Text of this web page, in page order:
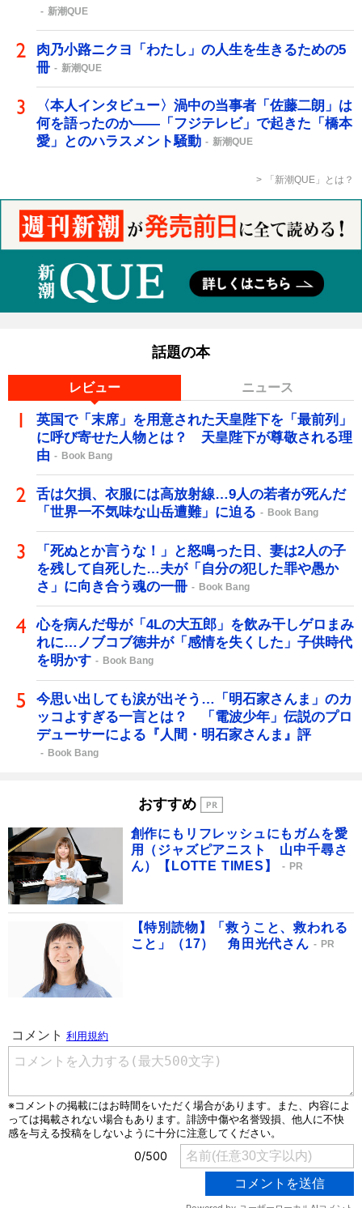
新潮QUE
肉乃小路ニクヨ「わたし」の人生を生きるための5
冊
新潮QUE
〈本人インタビュー〉渦中の当事者「佐藤二朗」は
何を語ったのか――「フジテレビ」で起きた「橋本
愛」とのハラスメント騒動
新潮QUE
「新潮QUE」とは？
話題の本
レビュー ニュース
英国で「末席」を用意された天皇陛下を「最前列」
に呼び寄せた人物とは？ 天皇陛下が尊敬される理
由
Book Bang
舌は欠損、衣服には高放射線…9人の若者が死んだ
「世界一不気味な山岳遭難」に迫る
Book Bang
「死ぬとか言うな！」と怒鳴った日、妻は2人の子
を残して自死した…夫が「自分の犯した罪や愚か
さ」に向き合う魂の一冊
Book Bang
心を病んだ母が「4Lの大五郎」を飲み干しゲロまみ
れに…ノブコブ徳井が「感情を失くした」子供時代
を明かす
Book Bang
今思い出しても涙が出そう…「明石家さんま」のカ
ッコよすぎる一言とは？ 「電波少年」伝説のプロ
デューサーによる『人間・明石家さんま』評
Book Bang
おすすめ
創作にもリフレッシュにもガムを愛
用（ジャズピアニスト 山中千尋さ
ん）【LOTTE TIMES】
PR
【特別読物】「救うこと、救われる
こと」（17） 角田光代さん
PR